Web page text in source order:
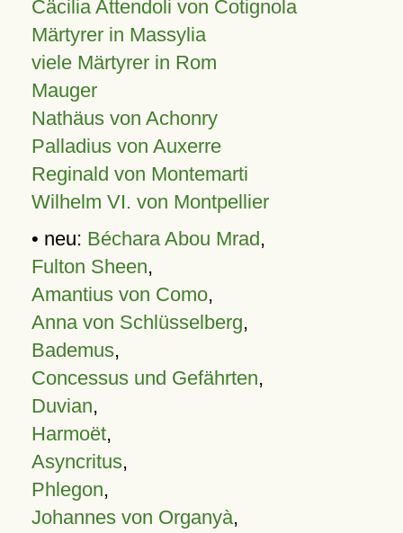
Cäcilia Attendoli von Cotignola
Märtyrer in Massylia
viele Märtyrer in Rom
Mauger
Nathäus von Achonry
Palladius von Auxerre
Reginald von Montemarti
Wilhelm VI. von Montpellier
• neu: Béchara Abou Mrad,
Fulton Sheen,
Amantius von Como,
Anna von Schlüsselberg,
Bademus,
Concessus und Gefährten,
Duvian,
Harmoët,
Asyncritus,
Phlegon,
Johannes von Organyà,